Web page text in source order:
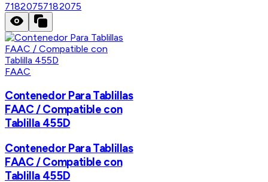
71820757182075
FAAC
Contenedor Para Tablillas
FAAC / Compatible con
Tablilla 455D
Contenedor Para Tablillas
FAAC / Compatible con
Tablilla 455D